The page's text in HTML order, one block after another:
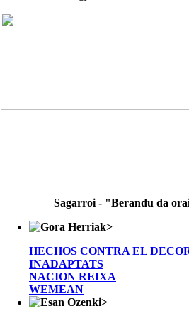
Sagarroi - "Berandu da
>
HECHOS CONTRA EL
INADAPTATS
NACION REIXA
WEMEAN
>